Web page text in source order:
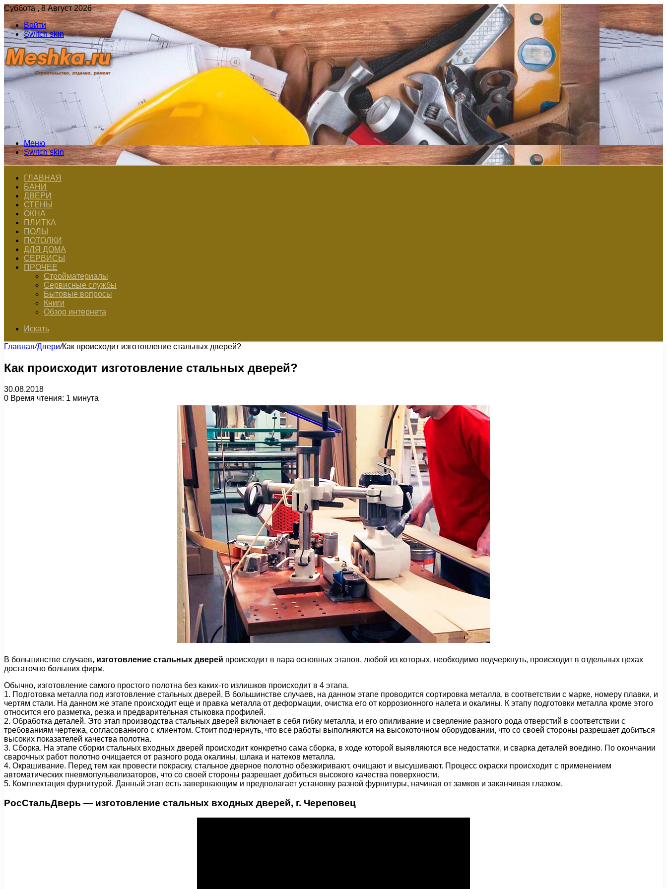
Суббота , 8 Август 2026
Войти
Switch skin
Меню
Switch skin
ГЛАВНАЯ
БАНИ
ДВЕРИ
СТЕНЫ
ОКНА
ПЛИТКА
ПОЛЫ
ПОТОЛКИ
ДЛЯ ДОМА
СЕРВИСЫ
ПРОЧЕЕ
Стройматериалы
Сервисные службы
Бытовые вопросы
Книги
Обзор интернета
Искать
Главная/Двери/Как происходит изготовление стальных дверей?
Как происходит изготовление стальных дверей?
30.08.2018
0 Время чтения: 1 минута
В большинстве случаев, изготовление стальных дверей происходит в пара основных этапов, любой из которых, необходимо подчеркнуть, происходит в отдельных цехах
достаточно больших фирм.
Обычно, изготовление самого простого полотна без каких-то излишков происходит в 4 этапа.
1. Подготовка металла под изготовление стальных дверей. В большинстве случаев, на данном этапе проводится сортировка металла, в соответствии с марке, номеру плавки, и
чертям стали. На данном же этапе происходит еще и правка металла от деформации, очистка его от коррозионного налета и окалины. К этапу подготовки металла кроме этого
относится его разметка, резка и предварительная стыковка профилей.
2. Обработка деталей. Это этап производства стальных дверей включает в себя гибку металла, и его опиливание и сверление разного рода отверстий в соответствии с
требованиям чертежа, согласованного с клиентом. Стоит подчернуть, что все работы выполняются на высокоточном оборудовании, что со своей стороны разрешает добиться
высоких показателей качества полотна.
3. Сборка. На этапе сборки стальных входных дверей происходит конкретно сама сборка, в ходе которой выявляются все недостатки, и сварка деталей воедино. По окончании
сварочных работ полотно очищается от разного рода окалины, шлака и натеков металла.
4. Окрашивание. Перед тем как провести покраску, стальное дверное полотно обезжиривают, очищают и высушивают. Процесс окраски происходит с применением
автоматических пневмопульвелизаторов, что со своей стороны разрешает добиться высокого качества поверхности.
5. Комплектация фурнитурой. Данный этап есть завершающим и предполагает установку разной фурнитуры, начиная от замков и заканчивая глазком.
РосСтальДверь — изготовление стальных входных дверей, г. Череповец